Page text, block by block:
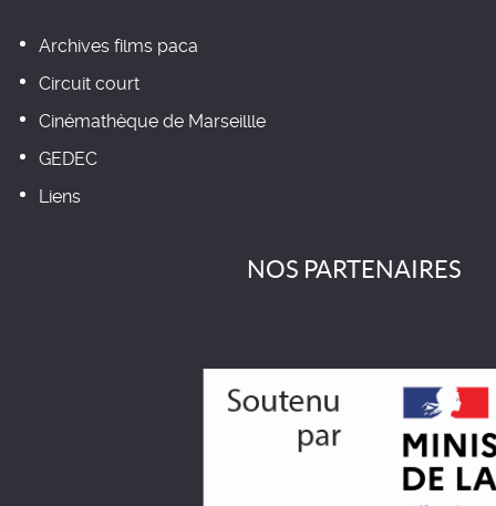
Archives films paca
Circuit court
Cinémathèque de Marseillle
GEDEC
Liens
NOS PARTENAIRES